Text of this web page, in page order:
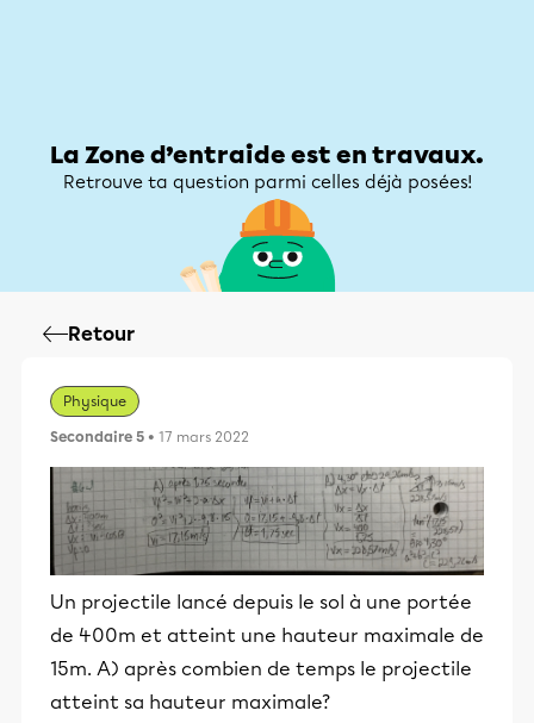
La Zone d’entraide est en travaux.
Retrouve ta question parmi celles déjà posées!
Retour
Physique
Secondaire 5 • 17 mars 2022
Un projectile lancé depuis le sol à une portée
de 400m et atteint une hauteur maximale de
15m. A) après combien de temps le projectile
atteint sa hauteur maximale?